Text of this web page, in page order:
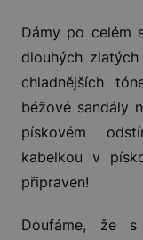
Dámy po celém
dlouhých
chladnějších
béžové sandály
pískovém
kabelkou v
připraven!
Doufáme, že